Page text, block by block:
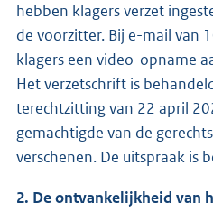
hebben klagers verzet
de voorzitter. Bij e-mail van
klagers een video-opname
Het verzetschrift is
terechtzitting van 22 april
gemachtigde van de
verschenen. De uitspraak is
2. De ontvankelijkheid van